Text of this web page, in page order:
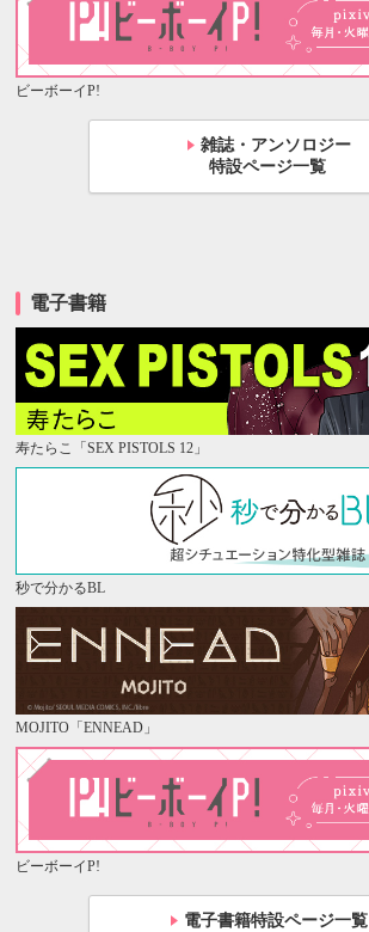
ビーボーイP!
雑誌・アンソロジー
特設ページ一覧
電子書籍
寿たらこ「SEX PISTOLS 12」
秒で分かるBL
MOJITO「ENNEAD」
ビーボーイP!
電子書籍特設ページ一覧